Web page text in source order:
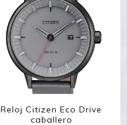
Reloj Citizen Eco Drive
caballero